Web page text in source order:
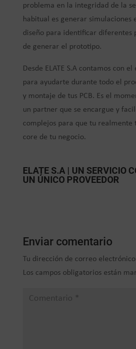
problema en la integridad de la
habitual es generar simulaciones
diseño para identificar diferentes
de generar el prototipo.
Desde ELATE S.A contamos con
para ayudarte durante todo el
y montaje de tus PCB. Es el
un partner que se encargue y
complejos para que tu realmente
core de tu negocio.
ELATE S.A | UN SERVICIO
UN ÚNICO PROVEEDOR
Enviar comentario
Tu dirección de correo
Los campos obligatorios están